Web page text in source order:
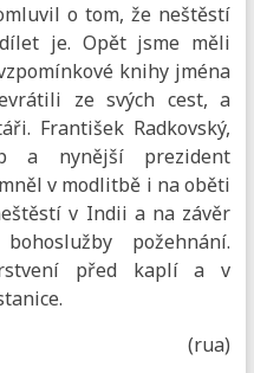
o tom, že neštěstí
je. Opět jsme měli
knihy jména
ze svých cest, a
František Radkovský,
a nynější prezident
v modlitbě i na oběti
v Indii a na závěr
požehnání.
před kaplí a v
(rua)